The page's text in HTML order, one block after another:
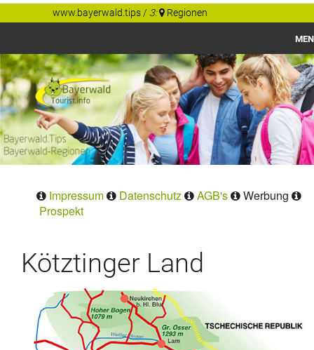
www.bayerwald.tips/ 3: Regionen
Bayerwald
Gastgeber Tips
Regionen
Orte
Impressum Datenschutz AGB's
Werbung
Prospekt
Kötztinger Land